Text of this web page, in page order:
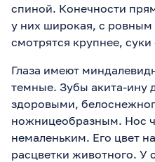
спиной. Конечности
у них широкая, с
смотрятся крупнее,
Глаза имеют
темные. Зубы акита-ину
здоровыми,
ножницеобразным. Нос
немаленьким. Его цвет
расцветки животного. У